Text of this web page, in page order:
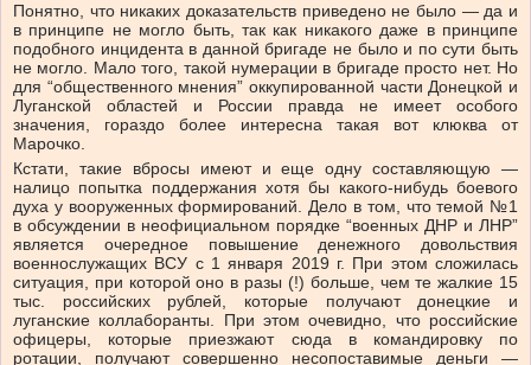
Понятно, что никаких доказательств приведено не было — да и
в принципе не могло быть, так как никакого даже в принципе
подобного инцидента в данной бригаде не было и по сути быть
не могло. Мало того, такой нумерации в бригаде просто нет. Но
для “общественного мнения” оккупированной части Донецкой и
Луганской областей и России правда не имеет особого
значения, гораздо более интересна такая вот клюква от
Марочко.
Кстати, такие вбросы имеют и еще одну составляющую —
налицо попытка поддержания хотя бы какого-нибудь боевого
духа у вооруженных формирований. Дело в том, что темой №1
в обсуждении в неофициальном порядке “военных ДНР и ЛНР”
является очередное повышение денежного довольствия
военнослужащих ВСУ с 1 января 2019 г. При этом сложилась
ситуация, при которой оно в разы (!) больше, чем те жалкие 15
тыс. российских рублей, которые получают донецкие и
луганские коллаборанты. При этом очевидно, что российские
офицеры, которые приезжают сюда в командировку по
ротации, получают совершенно несопоставимые деньги —